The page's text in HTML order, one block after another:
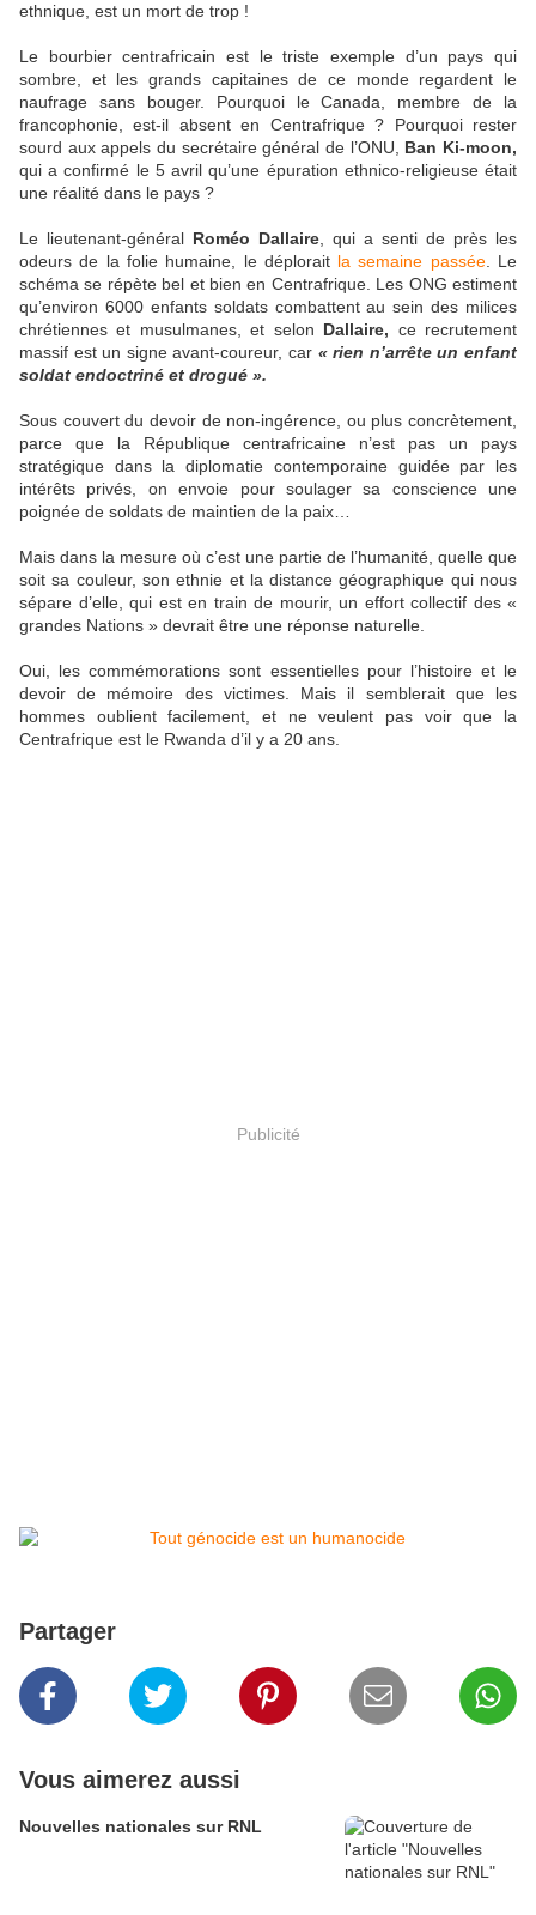
ethnique, est un mort de trop !
Le bourbier centrafricain est le triste exemple d’un pays qui
sombre, et les grands capitaines de ce monde regardent le
naufrage sans bouger. Pourquoi le Canada, membre de la
francophonie, est-il absent en Centrafrique ? Pourquoi rester
sourd aux appels du secrétaire général de l’ONU, Ban Ki-moon,
qui a confirmé le 5 avril qu’une épuration ethnico-religieuse était
une réalité dans le pays ?
Le lieutenant-général Roméo Dallaire , qui a senti de près les
odeurs de la folie humaine, le déplorait la semaine passée. Le
schéma se répète bel et bien en Centrafrique. Les ONG estiment
qu’environ 6000 enfants soldats combattent au sein des milices
chrétiennes et musulmanes, et selon Dallaire, ce recrutement
massif est un signe avant-coureur, car « rien n’arrête un enfant
soldat endoctriné et drogué ».
Sous couvert du devoir de non-ingérence, ou plus concrètement,
parce que la République centrafricaine n’est pas un pays
stratégique dans la diplomatie contemporaine guidée par les
intérêts privés, on envoie pour soulager sa conscience une
poignée de soldats de maintien de la paix…
Mais dans la mesure où c’est une partie de l’humanité, quelle que
soit sa couleur, son ethnie et la distance géographique qui nous
sépare d’elle, qui est en train de mourir, un effort collectif des «
grandes Nations » devrait être une réponse naturelle.
Oui, les commémorations sont essentielles pour l’histoire et le
devoir de mémoire des victimes. Mais il semblerait que les
hommes oublient facilement, et ne veulent pas voir que la
Centrafrique est le Rwanda d’il y a 20 ans.
Publicité
Partager
Vous aimerez aussi
Nouvelles nationales sur RNL